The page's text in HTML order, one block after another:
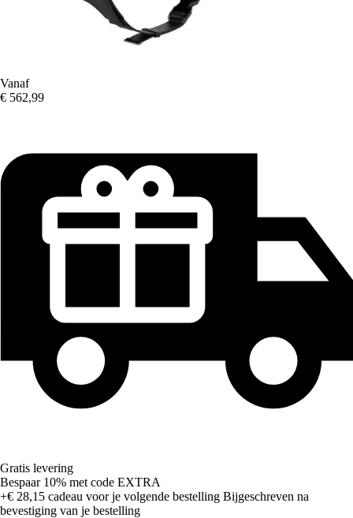
Vanaf
€ 562,99
Gratis levering
Bespaar 10% met code EXTRA
+€ 28,15 cadeau voor je volgende bestelling Bijgeschreven na
bevestiging van je bestelling